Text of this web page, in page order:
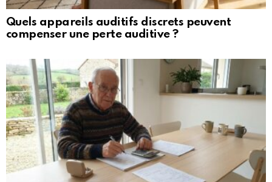
Quels appareils auditifs discrets peuvent
compenser une perte auditive ?